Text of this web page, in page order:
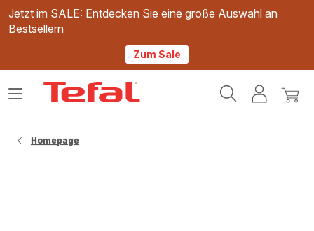
Jetzt im SALE: Entdecken Sie eine große Auswahl an
Bestsellern
Zum Sale
Mein
Mein
Das
Homepage